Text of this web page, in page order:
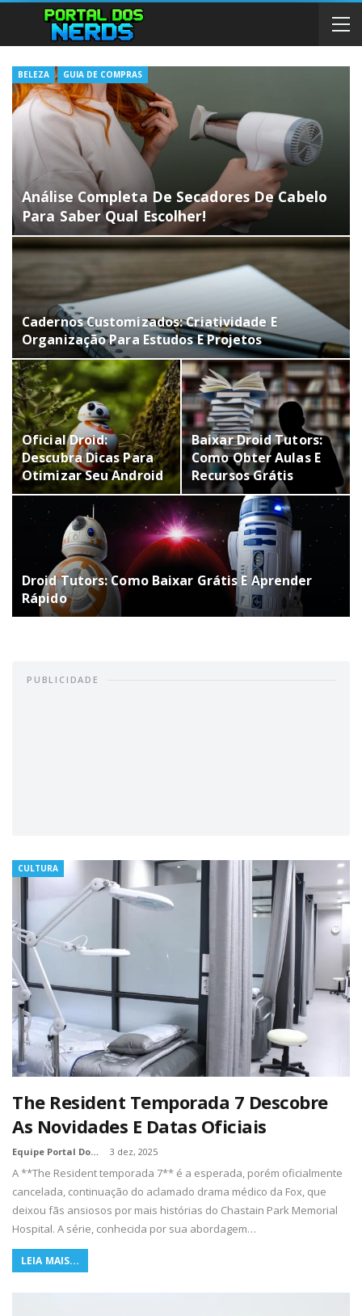
BELEZA GUIA DE COMPRAS
Análise Completa De Secadores De Cabelo
Para Saber Qual Escolher!
Cadernos Customizados: Criatividade E
Organização Para Estudos E Projetos
Oficial Droid:
Descubra Dicas Para
Otimizar Seu Android
Baixar Droid Tutors:
Como Obter Aulas E
Recursos Grátis
Droid Tutors: Como Baixar Grátis E Aprender
Rápido
PUBLICIDADE
CULTURA
The Resident Temporada 7 Descobre
As Novidades E Datas Oficiais
Equipe Portal Dos Nerds 3 dez, 2025
A **The Resident temporada 7** é a esperada, porém oficialmente
cancelada, continuação do aclamado drama médico da Fox, que
deixou fãs ansiosos por mais histórias do Chastain Park Memorial
Hospital. A série, conhecida por sua abordagem…
LEIA MAIS...